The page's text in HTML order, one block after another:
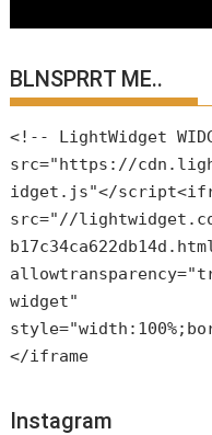
BLNSPRRT ME..
<!-- LightWidget
src="https://
idget.js"</
src="//
widget"
</iframe
Instagram